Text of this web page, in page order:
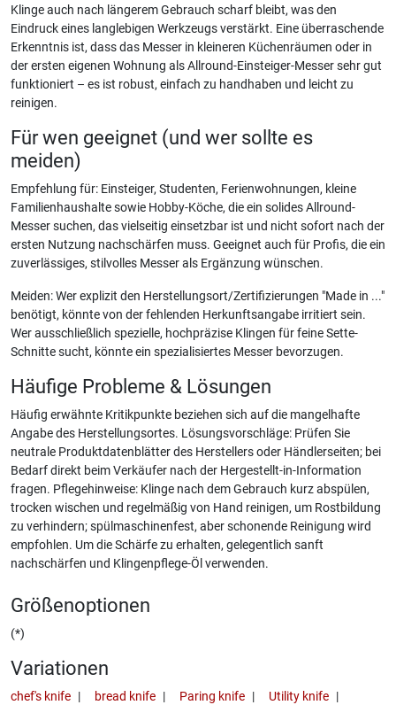
Klinge auch nach längerem Gebrauch scharf bleibt, was den
Eindruck eines langlebigen Werkzeugs verstärkt. Eine überraschende
Erkenntnis ist, dass das Messer in kleineren Küchenräumen oder in
der ersten eigenen Wohnung als Allround-Einsteiger-Messer sehr gut
funktioniert – es ist robust, einfach zu handhaben und leicht zu
reinigen.
Für wen geeignet (und wer sollte es
meiden)
Empfehlung für: Einsteiger, Studenten, Ferienwohnungen, kleine
Familienhaushalte sowie Hobby-Köche, die ein solides Allround-
Messer suchen, das vielseitig einsetzbar ist und nicht sofort nach der
ersten Nutzung nachschärfen muss. Geeignet auch für Profis, die ein
zuverlässiges, stilvolles Messer als Ergänzung wünschen.
Meiden: Wer explizit den Herstellungsort/Zertifizierungen "Made in ..."
benötigt, könnte von der fehlenden Herkunftsangabe irritiert sein.
Wer ausschließlich spezielle, hochpräzise Klingen für feine Sette-
Schnitte sucht, könnte ein spezialisiertes Messer bevorzugen.
Häufige Probleme & Lösungen
Häufig erwähnte Kritikpunkte beziehen sich auf die mangelhafte
Angabe des Herstellungsortes. Lösungsvorschläge: Prüfen Sie
neutrale Produktdatenblätter des Herstellers oder Händlerseiten; bei
Bedarf direkt beim Verkäufer nach der Hergestellt-in-Information
fragen. Pflegehinweise: Klinge nach dem Gebrauch kurz abspülen,
trocken wischen und regelmäßig von Hand reinigen, um Rostbildung
zu verhindern; spülmaschinenfest, aber schonende Reinigung wird
empfohlen. Um die Schärfe zu erhalten, gelegentlich sanft
nachschärfen und Klingenpflege-Öl verwenden.
Größenoptionen
(*)
Variationen
chef's knife bread knife Paring knife
Utility knife